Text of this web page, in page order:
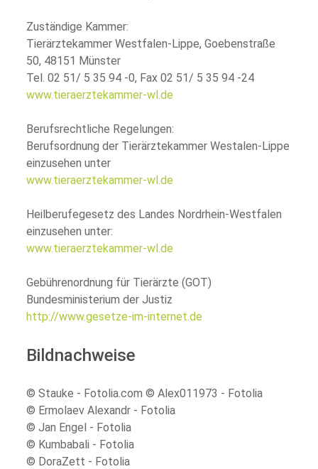
Zuständige Kammer:
Tierärztekammer Westfalen-Lippe, Goebenstraße
50, 48151 Münster
Tel. 02 51/ 5 35 94 -0, Fax 02 51/ 5 35 94 -24
www.tieraerztekammer-wl.de
Berufsrechtliche Regelungen:
Berufsordnung der Tierärztekammer Westalen-Lippe
einzusehen unter
www.tieraerztekammer-wl.de
Heilberufegesetz des Landes Nordrhein-Westfalen
einzusehen unter:
www.tieraerztekammer-wl.de
Gebührenordnung für Tierärzte (GOT)
Bundesministerium der Justiz
http://www.gesetze-im-internet.de
Bildnachweise
© Stauke - Fotolia.com © Alex011973 - Fotolia
© Ermolaev Alexandr - Fotolia
© Jan Engel - Fotolia
© Kumbabali - Fotolia
© DoraZett - Fotolia